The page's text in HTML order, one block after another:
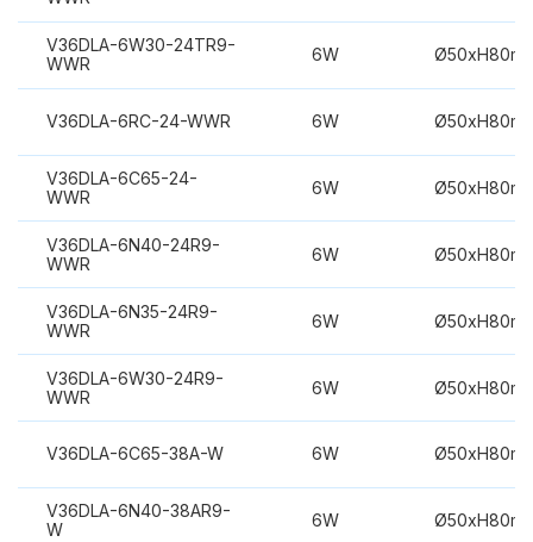
V36DLA-6W30-24TR9-
WWR
6W
V36DLA-6RC-24-WWR 6W
V36DLA-6C65-24-
WWR
6W
V36DLA-6N40-24R9-
WWR
6W
V36DLA-6N35-24R9-
WWR
6W
V36DLA-6W30-24R9-
WWR
6W
V36DLA-6C65-38A-W 6W
V36DLA-6N40-38AR9-
W
6W